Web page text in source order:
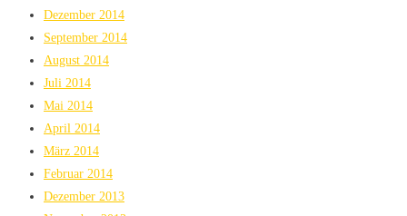
Dezember 2014
September 2014
August 2014
Juli 2014
Mai 2014
April 2014
März 2014
Februar 2014
Dezember 2013